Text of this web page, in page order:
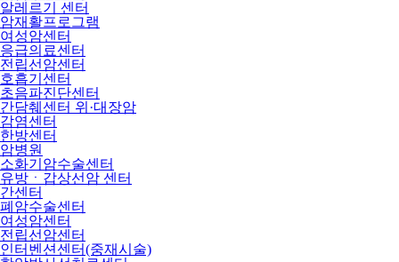
알레르기 센터
암재활프로그램
여성암센터
응급의료센터
전립선암센터
호흡기센터
초음파진단센터
간담췌센터 위·대장암
감염센터
한방센터
암병원
소화기암수술센터
유방ㆍ갑상선암 센터
간센터
폐암수술센터
여성암센터
전립선암센터
인터벤션센터(중재시술)